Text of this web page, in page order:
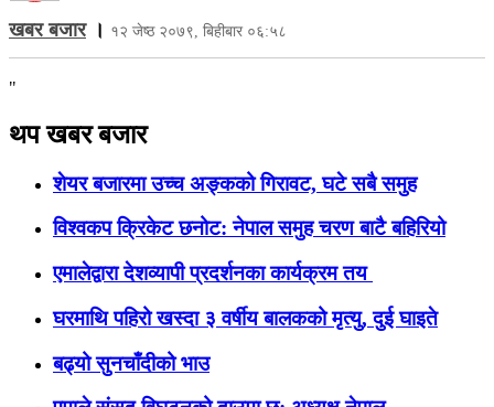
खबर बजार। १२ जेष्ठ २०७९, बिहीबार ०६:५८
"
थप खबर बजार
शेयर बजारमा उच्च अङ्कको गिरावट, घटे सबै समुह
विश्वकप क्रिकेट छनोट: नेपाल समुह चरण बाटै बहिरियो
एमालेद्वारा देशव्यापी प्रदर्शनका कार्यक्रम तय
घरमाथि पहिरो खस्दा ३ वर्षीय बालकको मृत्यु, दुई घाइते
बढ्यो सुनचाँदीको भाउ